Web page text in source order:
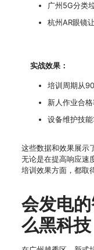
广州5G分类
杭州AR眼镜
实战效果：
培训周期从
新人作业合
设备维护技
这些数据和效果展示
无论是在提高响应速
培训效果方面，都取
会发电
么黑科技